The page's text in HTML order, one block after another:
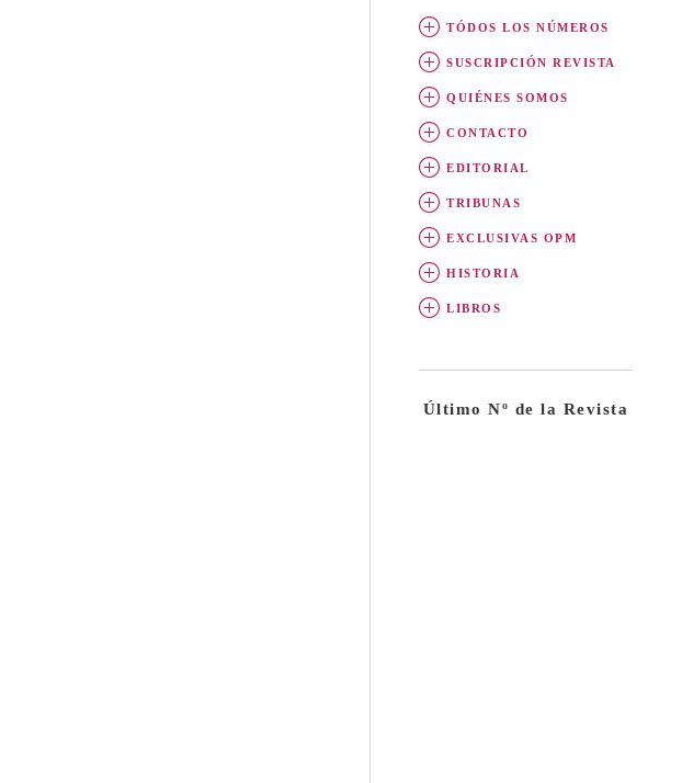
TÓDOS LOS NÚMEROS
SUSCRIPCIÓN REVISTA
QUIÉNES SOMOS
CONTACTO
EDITORIAL
TRIBUNAS
EXCLUSIVAS OPM
HISTORIA
LIBROS
Último Nº de la Revista